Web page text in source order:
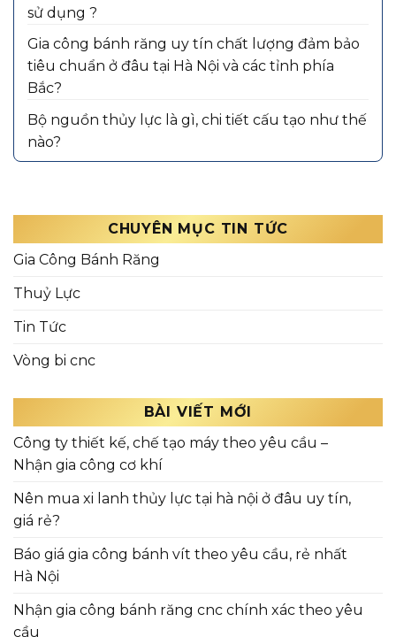
sử dụng ?
Gia công bánh răng uy tín chất lượng đảm bảo
tiêu chuẩn ở đâu tại Hà Nội và các tỉnh phía
Bắc?
Bộ nguồn thủy lực là gì, chi tiết cấu tạo như thế
nào?
CHUYÊN MỤC TIN TỨC
Gia Công Bánh Răng
Thuỷ Lực
Tin Tức
Vòng bi cnc
BÀI VIẾT MỚI
Công ty thiết kế, chế tạo máy theo yêu cầu –
Nhận gia công cơ khí
Nên mua xi lanh thủy lực tại hà nội ở đâu uy tín,
giá rẻ?
Báo giá gia công bánh vít theo yêu cầu, rẻ nhất
Hà Nội
Nhận gia công bánh răng cnc chính xác theo yêu
cầu